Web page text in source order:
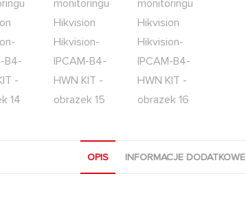
OPIS INFORMACJE DODATKOWE